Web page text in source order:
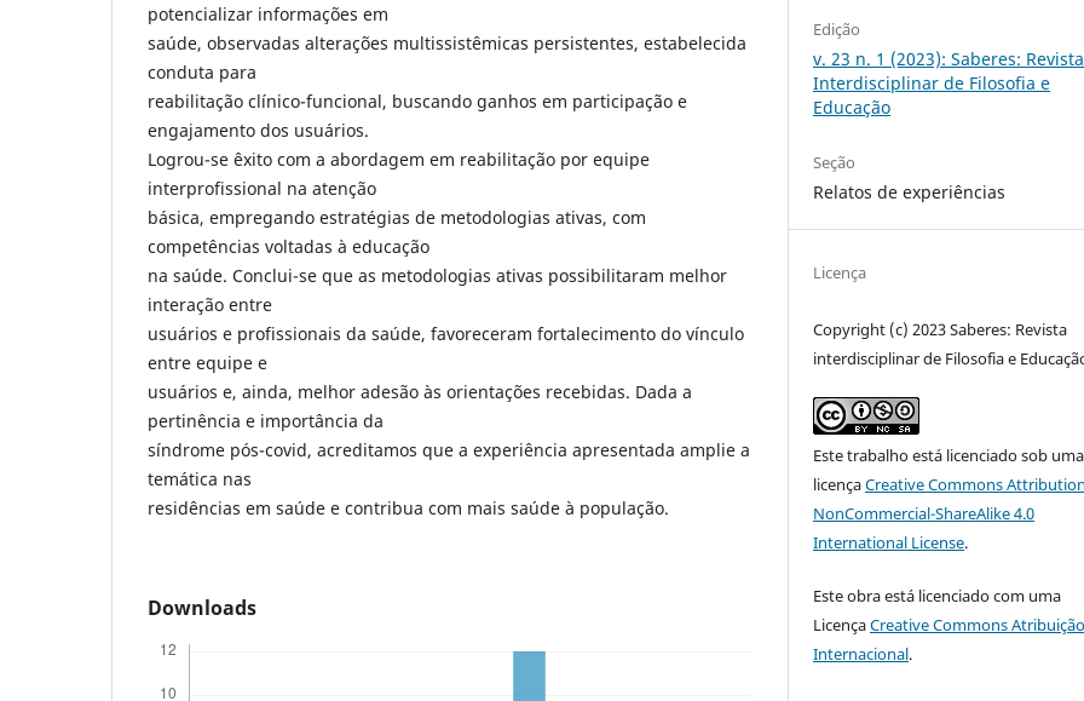
potencializar informações em
saúde, observadas alterações multissistêmicas persistentes, estabelecida
conduta para
reabilitação clínico-funcional, buscando ganhos em participação e
engajamento dos usuários.
Logrou-se êxito com a abordagem em reabilitação por equipe
interprofissional na atenção
básica, empregando estratégias de metodologias ativas, com
competências voltadas à educação
na saúde. Conclui-se que as metodologias ativas possibilitaram melhor
interação entre
usuários e profissionais da saúde, favoreceram fortalecimento do vínculo
entre equipe e
usuários e, ainda, melhor adesão às orientações recebidas. Dada a
pertinência e importância da
síndrome pós-covid, acreditamos que a experiência apresentada amplie a
temática nas
residências em saúde e contribua com mais saúde à população.
Downloads
Edição
v. 23 n. 1 (2023): Saberes: Revista
Interdisciplinar de Filosofia e
Educação
Seção
Relatos de experiências
Licença
Copyright (c) 2023 Saberes: Revista
interdisciplinar de Filosofia e
Este trabalho está licenciado sob uma
licençaCreative Commons
NonCommercial-ShareAlike 4.0
International License.
Este obra está licenciado com uma
LicençaCreative Commons
Internacional.